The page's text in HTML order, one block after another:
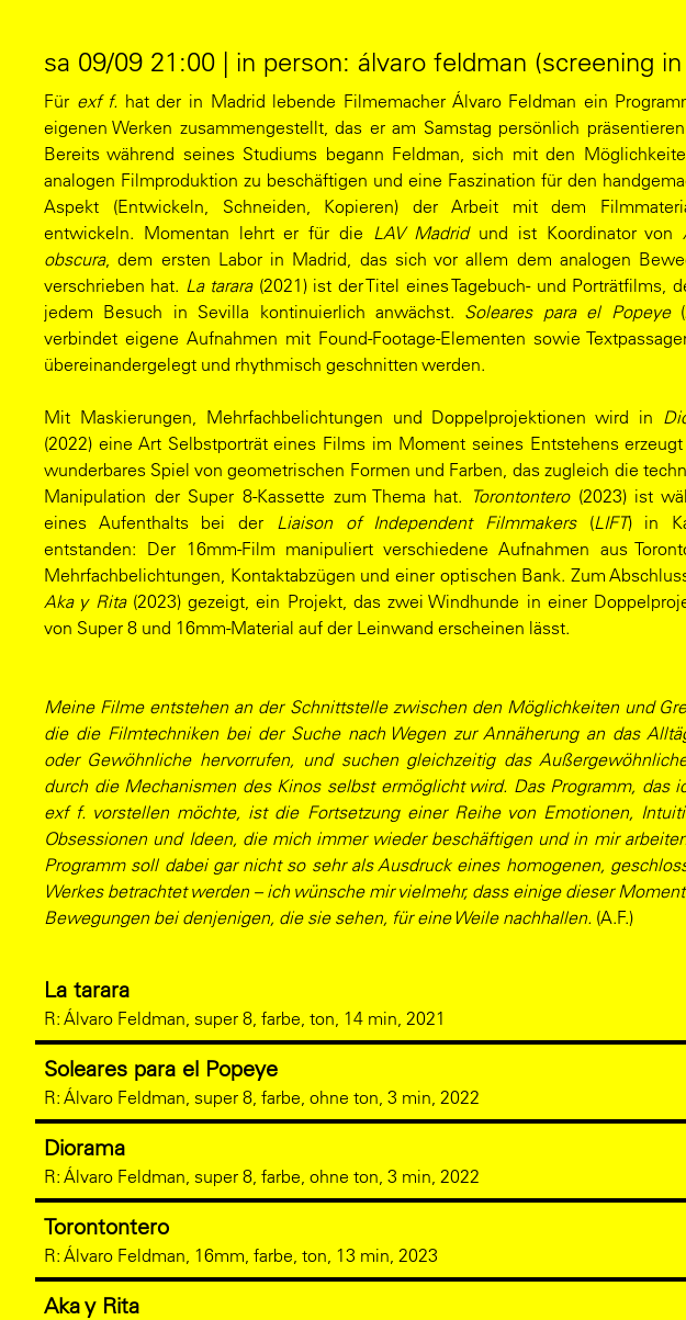
sa 09/09 21:00 | in person: álvaro feldman (screening
Für exf f. hat der in Madrid lebende Filmemacher Álvaro Feldman ein
eigenen Werken zusammengestellt, das er am Samstag persönlich
Bereits während seines Studiums begann Feldman, sich mit den
analogen Filmproduktion zu beschäftigen und eine Faszination für den
Aspekt (Entwickeln, Schneiden, Kopieren) der Arbeit mit dem
entwickeln. Momentan lehrt er für die LAV Madridund ist Koordinator von
obscura, dem ersten Labor in Madrid, das sich vor allem dem analogen
verschrieben hat. La tarara(2021) ist der Titel eines Tagebuch- und Porträtfilms,
jedem Besuch in Sevilla kontinuierlich anwächst. Soleares para el Popeye
verbindet eigene Aufnahmen mit Found-Footage-Elementen sowie
übereinandergelegt und rhythmisch geschnitten werden.
Mit Maskierungen, Mehrfachbelichtungen und Doppelprojektionen wird in
(2022) eine Art Selbstporträt eines Films im Moment seines Entstehens
wunderbares Spiel von geometrischen Formen und Farben, das zugleich die
Manipulation der Super 8-Kassette zum Thema hat. Torontontero(2023) ist
eines Aufenthalts bei der Liaison of Independent Filmmakers(LIFT) in
entstanden: Der 16mm-Film manipuliert verschiedene Aufnahmen aus
Mehrfachbelichtungen, Kontaktabzügen und einer optischen Bank. Zum
Aka y Rita(2023) gezeigt, ein Projekt, das zwei Windhunde in einer
von Super 8 und 16mm-Material auf der Leinwand erscheinen lässt.
Meine Filme entstehen an der Schnittstelle zwischen den Möglichkeiten und
die die Filmtechniken bei der Suche nach Wegen zur Annäherung an das
oder Gewöhnliche hervorrufen, und suchen gleichzeitig das
durch die Mechanismen des Kinos selbst ermöglicht wird. Das Programm, das
exf f. vorstellen möchte, ist die Fortsetzung einer Reihe von Emotionen,
Obsessionen und Ideen, die mich immer wieder beschäftigen und in mir
Programm soll dabei gar nicht so sehr als Ausdruck eines homogenen,
Werkes betrachtet werden – ich wünsche mir vielmehr, dass einige dieser
Bewegungen bei denjenigen, die sie sehen, für eine Weile nachhallen. (A.F.)
La tarara
R: Álvaro Feldman, super 8, farbe, ton, 14 min, 2021
Soleares para el Popeye
R: Álvaro Feldman, super 8, farbe, ohne ton, 3 min, 2022
Diorama
R: Álvaro Feldman, super 8, farbe, ohne ton, 3 min, 2022
Torontontero
R: Álvaro Feldman, 16mm, farbe, ton, 13 min, 2023
Aka y Rita